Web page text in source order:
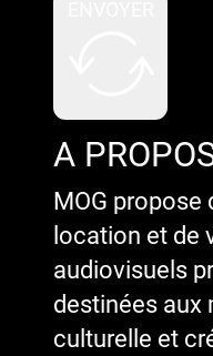
A
MOG propose
location et de
audiovisuels
destinées aux
culturelle et